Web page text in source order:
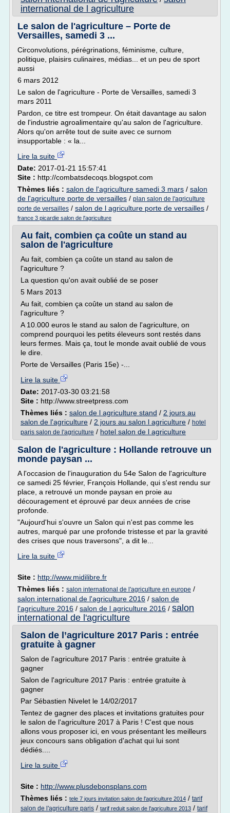
international de l agriculture
Le salon de l'agriculture – Porte de
Versailles, samedi 3 ...
Circonvolutions, pérégrinations, féminisme, culture,
politique, plaisirs culinaires, médias... et un peu de sport
aussi
6 mars 2012
Le salon de l'agriculture - Porte de Versailles, samedi 3
mars 2011
Pardon, ce titre est trompeur. On était davantage au salon
de l'industrie agroalimentaire qu'au salon de l'agriculture.
Alors qu'on arrête tout de suite avec ce surnom
insupportable : « la...
Lire la suite
Date: 2017-01-21 15:57:41
Site : http://combatsdecoqs.blogspot.com
Thèmes liés : salon de l'agriculture samedi 3 mars / salon
de l'agriculture porte de versailles / plan salon de l'agriculture
porte de versailles / salon de l agriculture porte de versailles /
france 3 picardie salon de l'agriculture
Au fait, combien ça coûte un stand au
salon de l'agriculture
Au fait, combien ça coûte un stand au salon de
l'agriculture ?
La question qu'on avait oublié de se poser
5 Mars 2013
Au fait, combien ça coûte un stand au salon de
l'agriculture ?
A 10.000 euros le stand au salon de l'agriculture, on
comprend pourquoi les petits éleveurs sont restés dans
leurs fermes. Mais ça, tout le monde avait oublié de vous
le dire.
Porte de Versailles (Paris 15e) -...
Lire la suite
Date: 2017-03-30 03:21:58
Site : http://www.streetpress.com
Thèmes liés : salon de l agriculture stand / 2 jours au
salon de l'agriculture / 2 jours au salon l agriculture / hotel
paris salon de l'agriculture / hotel salon de l agriculture
Salon de l'agriculture : Hollande retrouve un
monde paysan ...
A l'occasion de l'inauguration du 54e Salon de l'agriculture
ce samedi 25 février, François Hollande, qui s'est rendu sur
place, a retrouvé un monde paysan en proie au
découragement et éprouvé par deux années de crise
profonde.
"Aujourd'hui s'ouvre un Salon qui n'est pas comme les
autres, marqué par une profonde tristesse et par la gravité
des crises que nous traversons", a dit le...
Lire la suite
Site : http://www.midilibre.fr
Thèmes liés : salon international de l'agriculture en europe /
salon international de l'agriculture 2016 / salon de
l'agriculture 2016 / salon de l agriculture 2016 / salon
international de l'agriculture
Salon de l’agriculture 2017 Paris : entrée
gratuite à gagner
Salon de l'agriculture 2017 Paris : entrée gratuite à
gagner
Salon de l'agriculture 2017 Paris : entrée gratuite à
gagner
Par Sébastien Nivelet le 14/02/2017
Tentez de gagner des places et invitations gratuites pour
le salon de l'agriculture 2017 à Paris ! C'est que nous
allons vous proposer ici, en vous présentant les meilleurs
jeux concours sans obligation d'achat qui lui sont
dédiés....
Lire la suite
Site : http://www.plusdebonsplans.com
Thèmes liés : tele 7 jours invitation salon de l'agriculture 2014 / tarif
salon de l'agriculture paris / tarif reduit salon de l'agriculture 2013 / tarif